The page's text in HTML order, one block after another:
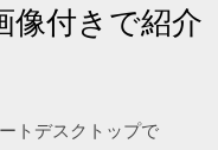
像付きで紹介
トデスクトップで